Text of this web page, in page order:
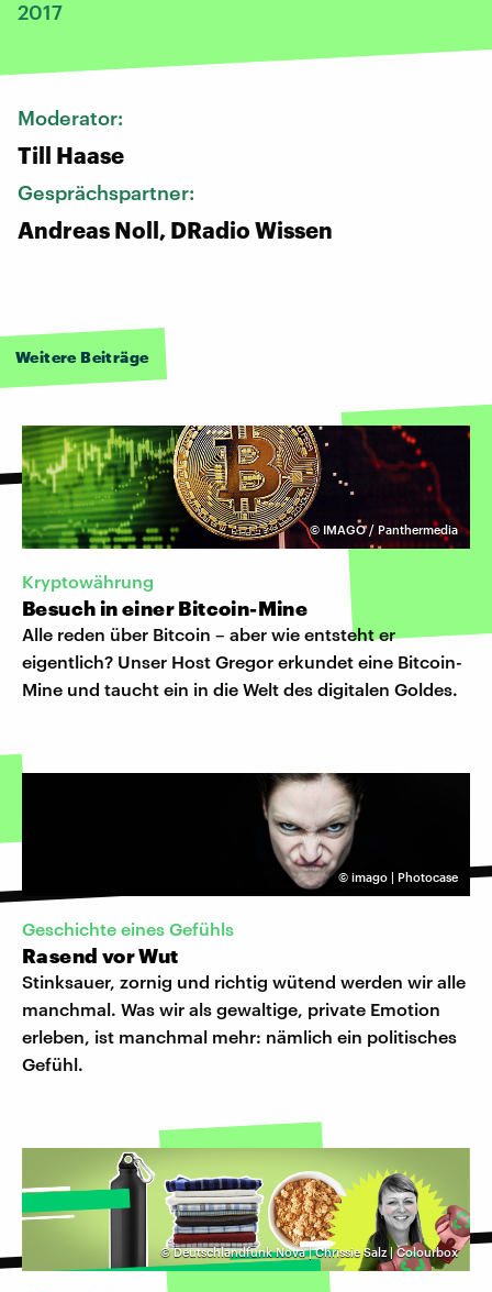
2017
Moderator:
Till Haase
Gesprächspartner:
Andreas Noll, DRadio Wissen
Weitere Beiträge
© IMAGO / Panthermedia
Kryptowährung
Besuch in einer Bitcoin-Mine
Alle reden über Bitcoin – aber wie entsteht er
eigentlich? Unser Host Gregor erkundet eine Bitcoin-
Mine und taucht ein in die Welt des digitalen Goldes.
© imago | Photocase
Geschichte eines Gefühls
Rasend vor Wut
Stinksauer, zornig und richtig wütend werden wir alle
manchmal. Was wir als gewaltige, private Emotion
erleben, ist manchmal mehr: nämlich ein politisches
Gefühl.
©Deutschlandfunk Nova | Chrissie Salz | Colourbox